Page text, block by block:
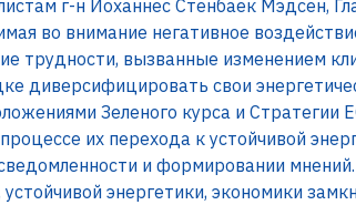
г-н Йоханнес Стенбаек Мэдсен,
во внимание негативное
трудности, вызванные изменением
диверсифицировать свои
Зеленого курса и Стратегии
их перехода к устойчивой
и формировании
энергетики, экономики